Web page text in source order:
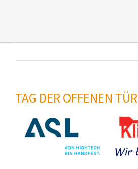
TAG DER OFFENEN TÜR